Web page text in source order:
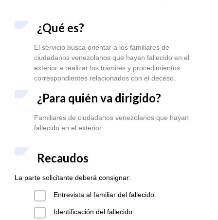
¿Qué es?
El servicio busca orientar a los familiares de
ciudadanos venezolanos que hayan fallecido en el
exterior a realizar los trámites y procedimientos
correspondientes relacionados con el deceso.
¿Para quién va dirigido?
Familiares de ciudadanos venezolanos que hayan
fallecido en el exterior
Recaudos
La parte solicitante deberá consignar:
Entrevista al familiar del fallecido.
Identificación del fallecido